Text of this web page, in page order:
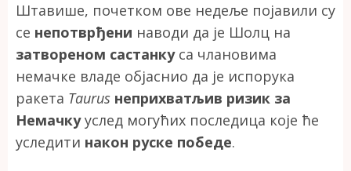
Штавише, почетком ове недеље појавили су
се непотврђени наводи да је Шолц на
затвореном састанкуса члановима
немачке владе објаснио да је испорука
ракета Taurus неприхватљив ризик за
Немачкууслед могућих последица које ће
уследити након руске победе.